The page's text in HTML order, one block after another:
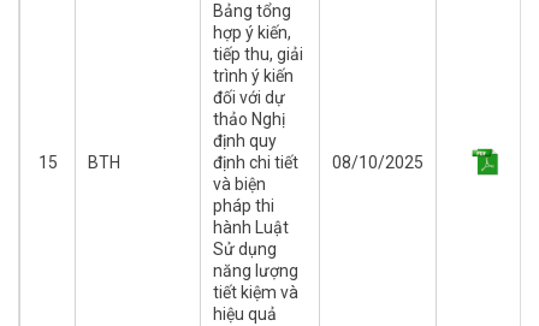
15 BTH
Bảng tổng
hợp ý kiến,
tiếp thu, giải
trình ý kiến
đối với dự
thảo Nghị
định quy
định chi tiết
và biện
pháp thi
hành Luật
Sử dụng
năng lượng
tiết kiệm và
hiệu quả
08/10/2025